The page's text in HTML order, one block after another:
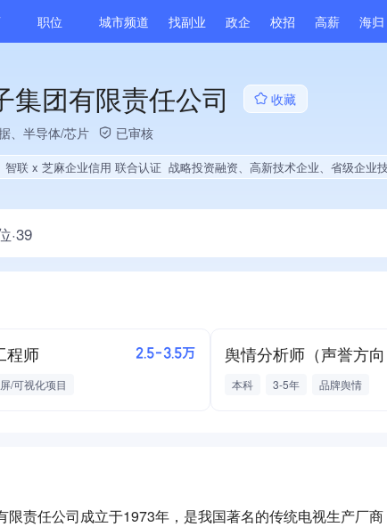
职位 城市频道 找副业 政企 校招 高薪 海归
集团有限责任公司
收藏
、半导体/芯片 已审核
智联 x 芝麻企业信用 联合认证 战略投资融资、高新技术企业、省级企业技术中心、政府供应商、上市企业供应商、国企供应商、战略性新兴领域创新能力、绝对控股7家公司、薪资水平全省同行前20%、旗下品牌同行前5%、A级纳税人、知名品牌供应商、多产业布局、拥有自主品牌、拥有高价值专利、专利授权量
·39
程师 2.5-3.5万
/可视化项目
舆情分析师（声誉方向
本科 3-5年 品牌舆情
限责任公司成立于1973年，是我国著名的传统电视生产厂